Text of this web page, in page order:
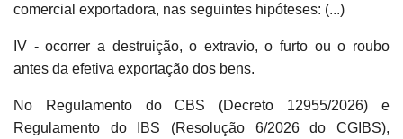
comercial exportadora, nas seguintes hipóteses: (...)
IV - ocorrer a destruição, o extravio, o furto ou o roubo
antes da efetiva exportação dos bens.
No Regulamento do CBS (Decreto 12955/2026) e
Regulamento do IBS (Resolução 6/2026 do CGIBS),